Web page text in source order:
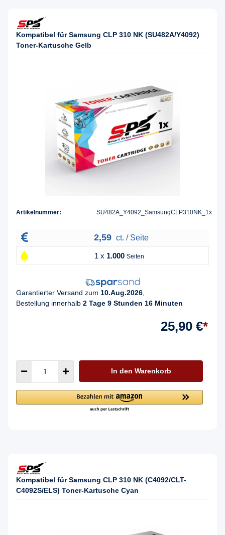
Kompatibel für Samsung CLP 310 NK (SU482A/Y4092)
Toner-Kartusche Gelb
Artikelnummer: SU482A_Y4092_SamsungCLP310NK_1x
2,59 ct. / Seite
1 x 1.000 Seiten
Garantierter Versand zum 10.Aug.2026
Bestellung innerhalb 2 Tage 9 Stunden 16 Minuten
25,90 €*
In den Warenkorb
Kompatibel für Samsung CLP 310 NK (C4092/CLT-
C4092S/ELS) Toner-Kartusche Cyan